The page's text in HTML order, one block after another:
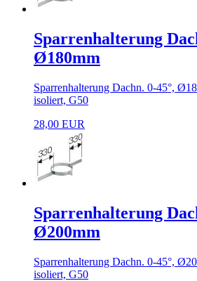
Sparrenhalterung
Ø180mm
Sparrenhalterung Dachn. 0-45°,
isoliert, G50
28,00 EUR
Sparrenhalterung
Ø200mm
Sparrenhalterung Dachn. 0-45°,
isoliert, G50